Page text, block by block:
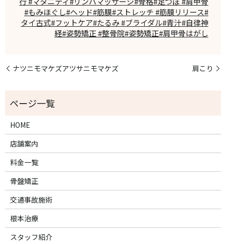
#もみほぐし#ヘッド#筋膜#ストレッチ #筋膜リリース#
タイ古式#フットケア#たるみ #ブライダル#青汁#自律神
経#姿勢矯正 #整骨院#姿勢矯正#肩甲骨はがし
ナツニモマケズアツサニモマケズ 肩こり
HOME
店舗案内
料金一覧
骨盤矯正
交通事故施術
根本治療
スタッフ紹介